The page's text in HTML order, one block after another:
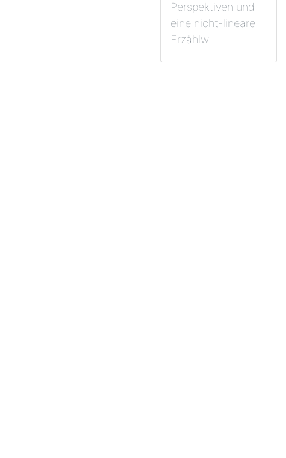
Perspektiven und
eine nicht-lineare
Erzählw...